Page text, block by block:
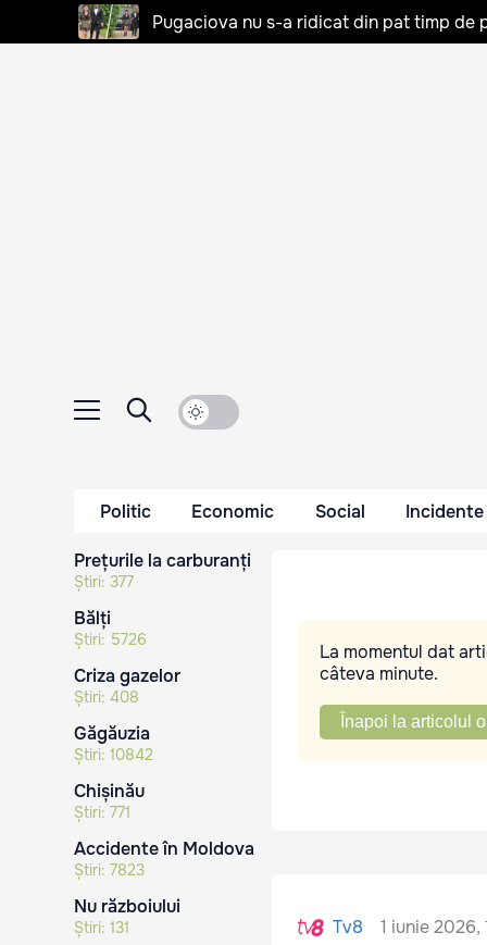
Pugaciova nu s-a ridicat din pat timp de
Politic Economic Social Incidente
Prețurile la carburanți
Știri: 377
Bălți
Știri: 5726
Criza gazelor
Știri: 408
Găgăuzia
Știri: 10842
Chișinău
Știri: 771
Accidente în Moldova
Știri: 7823
Nu războiului
Știri: 131
La momentul dat
câteva minute.
Înapoi la articolul
Tv8 1 iunie 2026,